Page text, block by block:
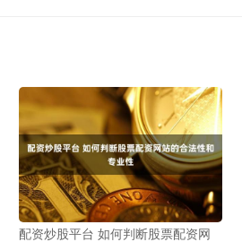
配资炒股平台 如何判断股票配资网